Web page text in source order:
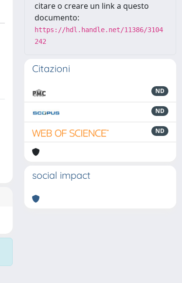
citare o creare un link a questo
documento:
https://hdl.handle.net/11386/3104
242
Citazioni
ND
ND
ND
social impact